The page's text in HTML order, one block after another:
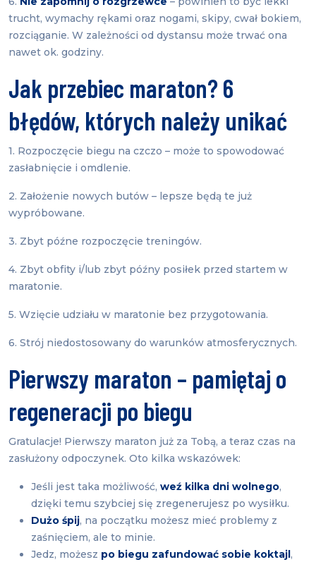
trucht, wymachy rękami oraz nogami, skipy, cwał bokiem,
rozciąganie. W zależności od dystansu może trwać ona
nawet ok. godziny.
Jak przebiec maraton? 6
błędów, których należy unikać
1. Rozpoczęcie biegu na czczo – może to spowodować
zasłabnięcie i omdlenie.
2. Założenie nowych butów – lepsze będą te już
wypróbowane.
3. Zbyt późne rozpoczęcie treningów.
4. Zbyt obfity i/lub zbyt późny posiłek przed startem w
maratonie.
5. Wzięcie udziału w maratonie bez przygotowania.
6. Strój niedostosowany do warunków atmosferycznych.
Pierwszy maraton – pamiętaj o
regeneracji po biegu
Gratulacje! Pierwszy maraton już za Tobą, a teraz czas na
zasłużony odpoczynek. Oto kilka wskazówek:
Jeśli jest taka możliwość, weź kilka dni wolnego,
dzięki temu szybciej się zregenerujesz po wysiłku.
Dużo śpij, na początku możesz mieć problemy z
zaśnięciem, ale to minie.
Jedz, możesz po biegu zafundować sobie koktajl ,